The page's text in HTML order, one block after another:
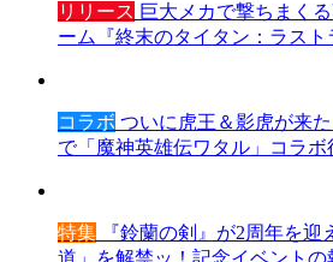
リリース 巨大メカで撃ちまく
ーム『終末のタイタン：ラスト
コラボ ついに虎王＆影虎が来
で「魔神英雄伝ワタル」コラボ
特集 『鈴蘭の剣』が2周年を迎